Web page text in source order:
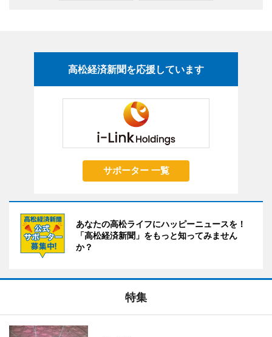
高松経済新聞を応援しています
サポーター 一覧
あなたの高松ライフにハッピーニュースを！
「高松経済新聞」をもっと知ってみません
か？
特集